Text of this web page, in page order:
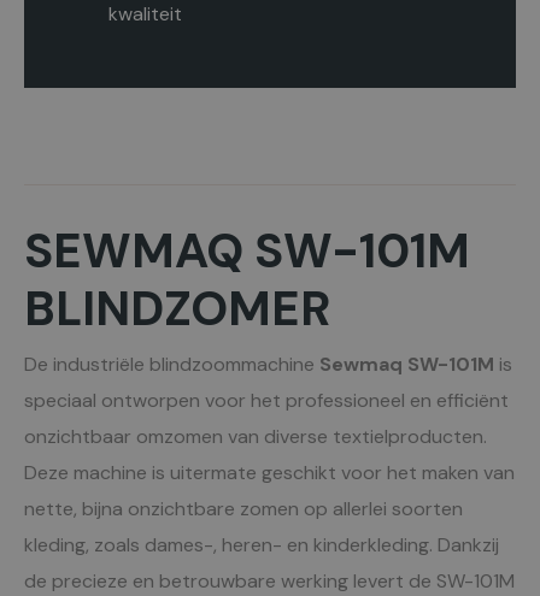
kwaliteit
SEWMAQ SW-101M
BLINDZOMER
De industriële blindzoommachine Sewmaq SW-101M is
speciaal ontworpen voor het professioneel en efficiënt
onzichtbaar omzomen van diverse textielproducten.
Deze machine is uitermate geschikt voor het maken van
nette, bijna onzichtbare zomen op allerlei soorten
kleding, zoals dames-, heren- en kinderkleding. Dankzij
de precieze en betrouwbare werking levert de SW-101M